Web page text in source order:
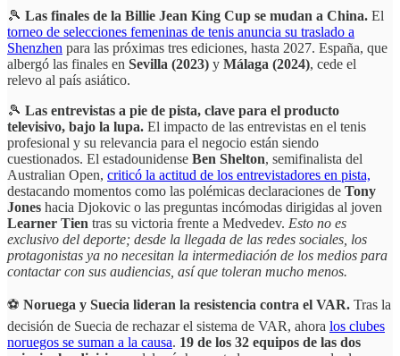
🎾 Las finales de la Billie Jean King Cup se mudan a China. El
torneo de selecciones femeninas de tenis anuncia su traslado a
Shenzhen para las próximas tres ediciones, hasta 2027. España, que
albergó las finales en Sevilla (2023) y Málaga (2024), cede el
relevo al país asiático.
🎾 Las entrevistas a pie de pista, clave para el producto
televisivo, bajo la lupa. El impacto de las entrevistas en el tenis
profesional y su relevancia para el negocio están siendo
cuestionados. El estadounidense Ben Shelton, semifinalista del
Australian Open, criticó la actitud de los entrevistadores en pista,
destacando momentos como las polémicas declaraciones de Tony
Jones hacia Djokovic o las preguntas incómodas dirigidas al joven
Learner Tien tras su victoria frente a Medvedev. Esto no es
exclusivo del deporte; desde la llegada de las redes sociales, los
protagonistas ya no necesitan la intermediación de los medios para
contactar con sus audiencias, así que toleran mucho menos.
⚽ Noruega y Suecia lideran la resistencia contra el VAR. Tras la
decisión de Suecia de rechazar el sistema de VAR, ahora los clubes
noruegos se suman a la causa. 19 de los 32 equipos de las dos